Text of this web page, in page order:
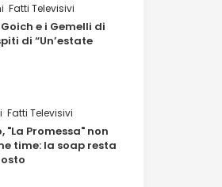
Fatti Televisivi
e i Gemelli di
di “Un’estate
Fatti Televisivi
"La Promessa" non
time: la soap resta